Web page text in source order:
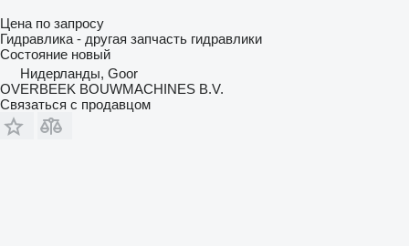
Цена по запросу
Гидравлика - другая запчасть гидравлики
Состояние новый
Нидерланды, Goor
OVERBEEK BOUWMACHINES B.V.
Связаться с продавцом